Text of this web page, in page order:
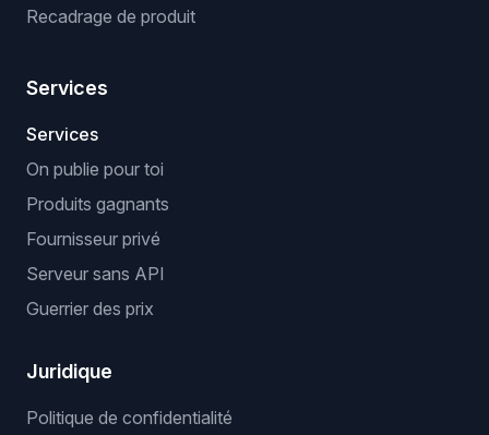
Recadrage de produit
Services
Services
On publie pour toi
Produits gagnants
Fournisseur privé
Serveur sans API
Guerrier des prix
Juridique
Politique de confidentialité